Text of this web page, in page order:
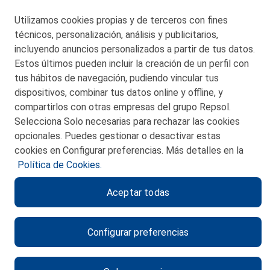
© 2026 Petronor S.A.
CONTACTO
MAPA WEB
POLITICA DE PRIVACIDAD
POLITICA DE COOKIES
CANAL DE ÉTICA
Utilizamos cookies propias y de terceros con fines
técnicos, personalización, análisis y publicitarios,
incluyendo anuncios personalizados a partir de tus datos.
Estos últimos pueden incluir la creación de un perfil con
tus hábitos de navegación, pudiendo vincular tus
dispositivos, combinar tus datos online y offline, y
compartirlos con otras empresas del grupo Repsol.
Selecciona Solo necesarias para rechazar las cookies
opcionales. Puedes gestionar o desactivar estas
cookies en Configurar preferencias. Más detalles en la
Política de Cookies.
Configurar preferencias
Aceptar todas